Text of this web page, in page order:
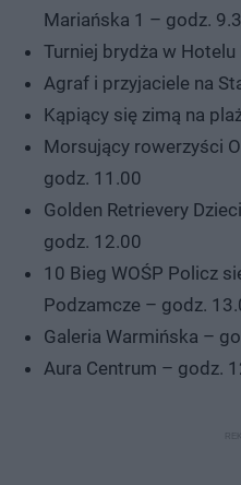
Mariańska 1 – godz.
Turniej brydża w
Agraf i przyjaciele na
Kąpiący się zimą na
Morsujący rowerzyści
godz. 11.00
Golden Retrievery
godz. 12.00
10 Bieg WOŚP Policz
Podzamcze – godz.
Galeria Warmińska –
Aura Centrum – godz.